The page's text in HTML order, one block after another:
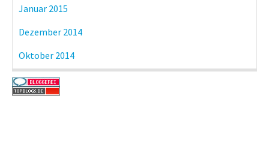
Januar 2015
Dezember 2014
Oktober 2014